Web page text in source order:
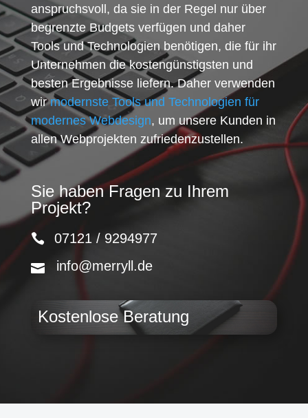
anspruchsvoll, da sie in der Regel nur über
begrenzte Budgets verfügen und daher
Tools und Technologien benötigen, die für ihr
Unternehmen die kostengünstigsten und
besten Ergebnisse liefern. Daher verwenden
wirmodernste Tools und Technologien für
modernes Webdesign, um unsere Kunden in
allen Webprojekten zufriedenzustellen.
Sie haben Fragen zu Ihrem
Projekt?
07121 / 9294977
info@merryll.de
Kostenlose Beratung